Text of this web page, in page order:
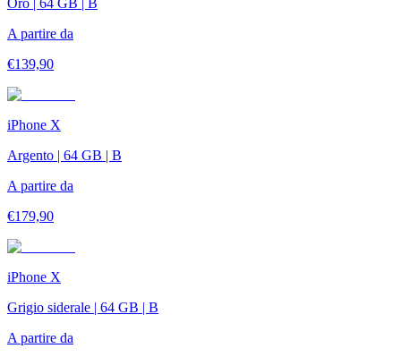
A partire da
€139,90
iPhone X
Argento | 64 GB | B
A partire da
€179,90
iPhone X
Grigio siderale | 64 GB | B
A partire da